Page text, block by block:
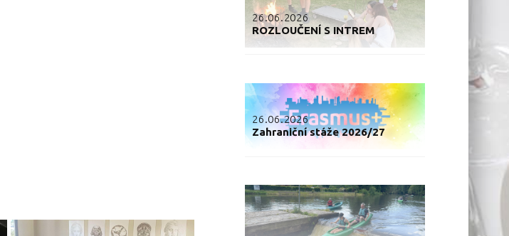
26.06.2026
ROZLOUČENÍ S INTREM
26.06.2026
Zahraniční stáže 2026/27